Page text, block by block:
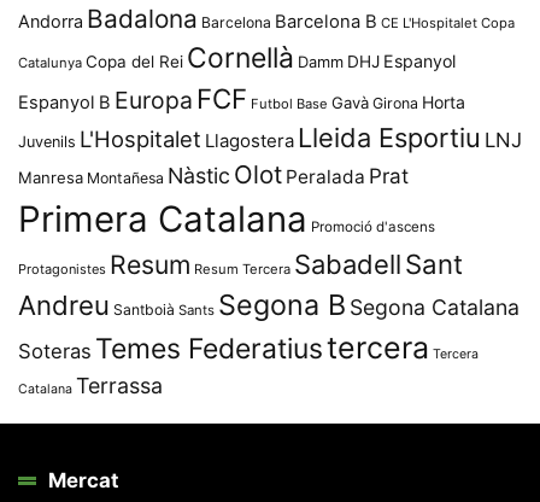
Andorra Badalona Barcelona Barcelona B CE L'Hospitalet Copa
Catalunya Copa del Rei Cornellà Damm DHJ Espanyol
Espanyol B Europa FCF Futbol Base Gavà Girona Horta
Juvenils L'Hospitalet Llagostera Lleida Esportiu LNJ
Manresa Montañesa Nàstic Olot Peralada Prat
Primera Catalana Promoció d'ascens
Protagonistes Resum Resum Tercera SabadellSant
Andreu Santboià Sants Segona B Segona Catalana
Soteras Temes Federatiustercera Tercera
Catalana Terrassa
Mercat